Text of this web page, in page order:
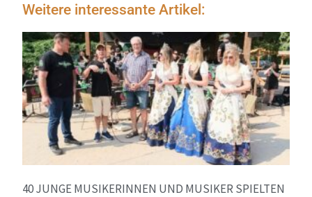
Weitere interessante Artikel:
40 JUNGE MUSIKERINNEN UND MUSIKER SPIELTEN